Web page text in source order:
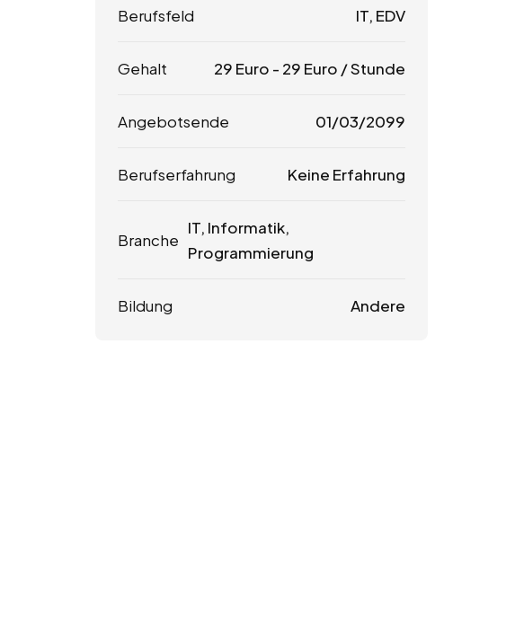
Berufsfeld IT, EDV
Gehalt 29 Euro - 29 Euro / Stunde
Angebotsende 01/03/2099
Berufserfahrung Keine Erfahrung
Branche
IT, Informatik,
Programmierung
Bildung Andere